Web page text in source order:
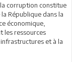
corruption constitue
République dans la
économique,
les ressources
et à la